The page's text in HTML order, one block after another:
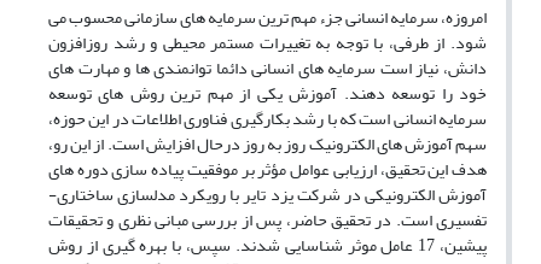
امروزه، سرمایه انسانی جزء مهم ترین سرمایه های سازمانی محسوب می
شود. از طرفی، با توجه به تغییرات مستمر محیطی و رشد روزافزون
دانش، نیاز است سرمایه های انسانی دائما توانمندی ها و مهارت های
خود را توسعه دهند. آموزش یکی از مهم ترین روش های توسعه
سرمایه انسانی است که با رشد بکارگیری فناوری اطلاعات در این حوزه،
سهم آموزش های الکترونیک روز به روز درحال افزایش است. از این رو،
هدف این تحقیق، ارزیابی عوامل مؤثر بر موفقیت پیاده سازی دوره های
آموزش الکترونیکی در شرکت یزد تایر با رویکرد مدلسازی ساختاری-
تفسیری است. در تحقیق حاضر، پس از بررسی مبانی نظری و تحقیقات
پیشین، 17 عامل موثر شناسایی شدند. سپس، با بهره گیری از روش